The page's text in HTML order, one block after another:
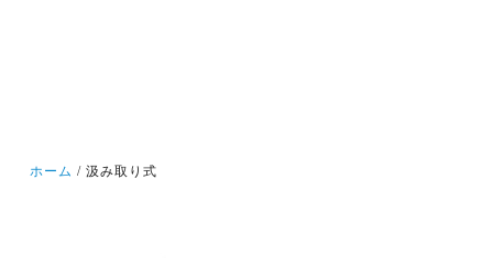
ホーム 汲み取り式